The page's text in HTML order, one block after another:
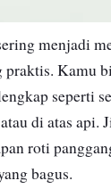
menjadi
praktis. Kamu
seperti
di atas api.
roti
bagus.